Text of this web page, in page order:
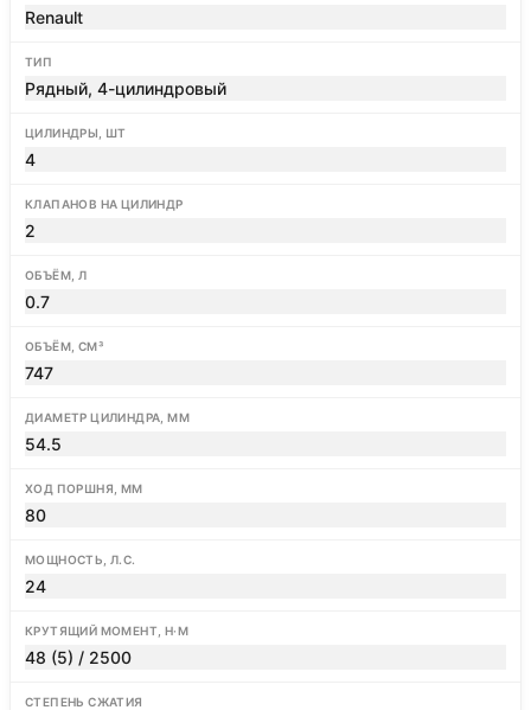
Renault
ТИП
Рядный, 4-цилиндровый
ЦИЛИНДРЫ, ШТ
4
КЛАПАНОВ НА ЦИЛИНДР
2
ОБЪЁМ, Л
0.7
ОБЪЁМ, СМ³
747
ДИАМЕТР ЦИЛИНДРА, ММ
54.5
ХОД ПОРШНЯ, ММ
80
МОЩНОСТЬ, Л.С.
24
КРУТЯЩИЙ МОМЕНТ, Н·М
48 (5) / 2500
СТЕПЕНЬ СЖАТИЯ